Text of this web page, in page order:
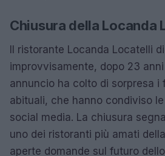
Chiusura della Locanda
Il ristorante Locanda Locatelli
improvvisamente, dopo 23
annuncio ha colto di sorpresa i
abituali, che hanno condiviso
social media. La chiusura
uno dei ristoranti più amati
aperte domande sul futuro